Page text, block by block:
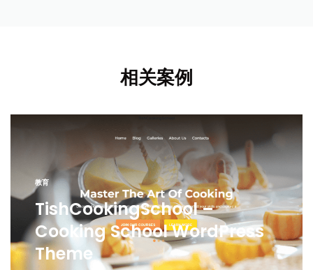
相关案例
教育
TishCookingSchool –
Cooking School WordPress
Theme